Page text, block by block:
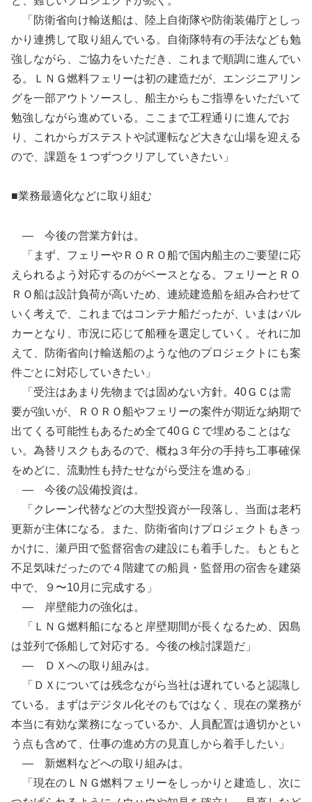
「防衛省向け輸送船は、陸上自衛隊や防衛装備庁としっ
かり連携して取り組んでいる。自衛隊特有の手法なども勉
強しながら、ご協力をいただき、これまで順調に進んでい
る。ＬＮＧ燃料フェリーは初の建造だが、エンジニアリン
グを一部アウトソースし、船主からもご指導をいただいて
勉強しながら進めている。ここまで工程通りに進んでお
り、これからガステストや試運転など大きな山場を迎える
ので、課題を１つずつクリアしていきたい」
■業務最適化などに取り組む
— 今後の営業方針は。
「まず、フェリーやＲＯＲＯ船で国内船主のご要望に応
えられるよう対応するのがベースとなる。フェリーとＲＯ
ＲＯ船は設計負荷が高いため、連続建造船を組み合わせて
いく考えで、これまではコンテナ船だったが、いまはバル
カーとなり、市況に応じて船種を選定していく。それに加
えて、防衛省向け輸送船のような他のプロジェクトにも案
件ごとに対応していきたい」
「受注はあまり先物までは固めない方針。40ＧＣは需
要が強いが、ＲＯＲＯ船やフェリーの案件が期近な納期で
出てくる可能性もあるため全て40ＧＣで埋めることはな
い。為替リスクもあるので、概ね３年分の手持ち工事確保
をめどに、流動性も持たせながら受注を進める」
— 今後の設備投資は。
「クレーン代替などの大型投資が一段落し、当面は老朽
更新が主体になる。また、防衛省向けプロジェクトもきっ
かけに、瀬戸田で監督宿舎の建設にも着手した。もともと
不足気味だったので４階建ての船員・監督用の宿舎を建築
中で、９〜10月に完成する」
— 岸壁能力の強化は。
「ＬＮＧ燃料船になると岸壁期間が長くなるため、因島
は並列で係船して対応する。今後の検討課題だ」
— ＤＸへの取り組みは。
「ＤＸについては残念ながら当社は遅れていると認識し
ている。まずはデジタル化そのもではなく、現在の業務が
本当に有効な業務になっているか、人員配置は適切かとい
う点も含めて、仕事の進め方の見直しから着手したい」
— 新燃料などへの取り組みは。
「現在のＬＮＧ燃料フェリーをしっかりと建造し、次に